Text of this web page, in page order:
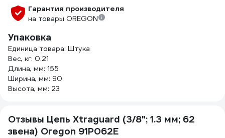
Гарантия производителя
на товары OREGON
Упаковка
Единица товара: Штука
Вес, кг: 0.21
Длина, мм: 155
Ширина, мм: 90
Высота, мм: 23
Отзывы Цепь Xtraguard (3/8"; 1.3 мм; 62
звена) Oregon 91P062E